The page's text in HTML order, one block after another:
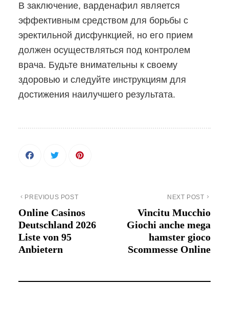
В заключение, варденафил является
эффективным средством для борьбы с
эректильной дисфункцией, но его прием
должен осуществляться под контролем
врача. Будьте внимательны к своему
здоровью и следуйте инструкциям для
достижения наилучшего результата.
PREVIOUS POST
Online Casinos
Deutschland 2026
Liste von 95
Anbietern
NEXT POST
Vincitu Mucchio
Giochi anche mega
hamster gioco
Scommesse Online